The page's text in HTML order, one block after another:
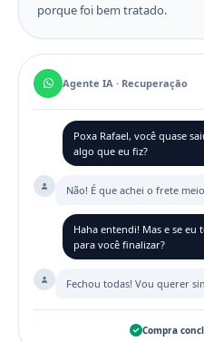
porque foi bem tratado.
Agente IA · Recuperação
Poxa Rafael, você quase
algo que eu fiz?
Não! É que achei o frete
Haha entendi! Mas e se eu
para você finalizar?
Fechou todas! Vou querer
Compra